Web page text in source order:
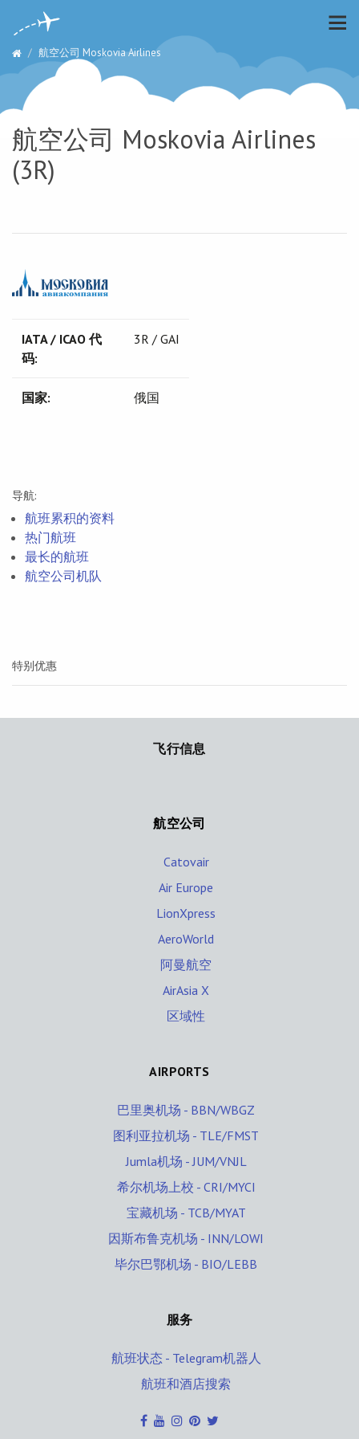
航空公司 Moskovia Airlines
航空公司 Moskovia Airlines
(3R)
IATA / ICAO 代
码:
3R / GAI
国家: 俄国
导航:
航班累积的资料
热门航班
最长的航班
航空公司机队
特别优惠
飞行信息
航空公司
Catovair
Air Europe
LionXpress
AeroWorld
阿曼航空
AirAsia X
区域性
AIRPORTS
巴里奥机场 - BBN/WBGZ
图利亚拉机场 - TLE/FMST
Jumla机场 - JUM/VNJL
希尔机场上校 - CRI/MYCI
宝藏机场 - TCB/MYAT
因斯布鲁克机场 - INN/LOWI
毕尔巴鄂机场 - BIO/LEBB
服务
航班状态 - Telegram机器人
航班和酒店搜索